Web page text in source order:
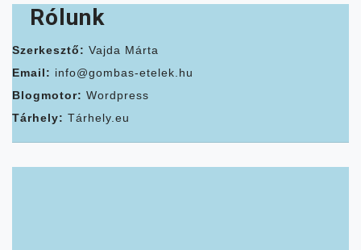
Rólunk
Szerkesztő: Vajda Márta
Email: info@gombas-etelek.hu
Blogmotor: Wordpress
Tárhely: Tárhely.eu